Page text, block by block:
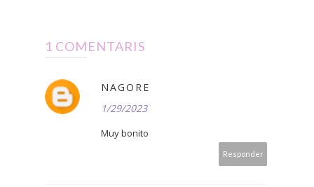
1 COMENTARIS
NAGORE
1/29/2023
Muy bonito
Responder